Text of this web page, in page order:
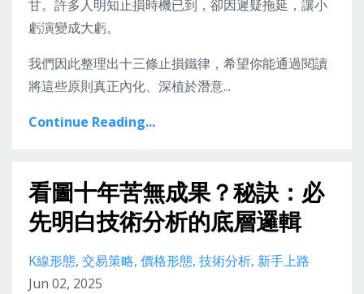
甘。許多人明知止損時機已到，卻因遲疑拖延，讓小
虧演變成大虧。
我們因此整理出十三條止損鐵律，希望你能通過閱讀
將這些原則真正內化、深植於潛意...
Continue Reading...
看圖十年苦無成果？秘訣：必
先明白技術分析的底層邏輯
K線形態 交易策略 價格形態 技術分析 新手上路
Jun 02, 2025